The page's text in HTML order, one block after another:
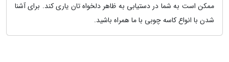
ممکن است به شما در دستیابی به ظاهر دلخواه تان یاری کند. برای آشنا
شدن با انواع کاسه چوبی با ما همراه باشید.